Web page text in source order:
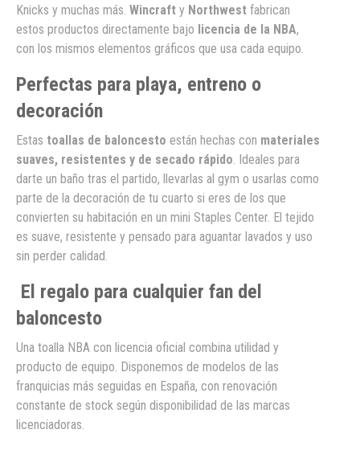
Knicks y muchas más. Wincraft y Northwest fabrican
estos productos directamente bajo licencia de la NBA,
con los mismos elementos gráficos que usa cada equipo.
Perfectas para playa, entreno o
decoración
Estas toallas de baloncesto están hechas con materiales
suaves, resistentes y de secado rápido. Ideales para
darte un baño tras el partido, llevarlas al gym o usarlas como
parte de la decoración de tu cuarto si eres de los que
convierten su habitación en un mini Staples Center. El tejido
es suave, resistente y pensado para aguantar lavados y uso
sin perder calidad.
El regalo para cualquier fan del
baloncesto
Una toalla NBA con licencia oficial combina utilidad y
producto de equipo. Disponemos de modelos de las
franquicias más seguidas en España, con renovación
constante de stock según disponibilidad de las marcas
licenciadoras.